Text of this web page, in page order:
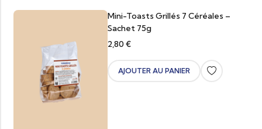
Mini-Toasts Grillés 7 Céréales –
Sachet 75g
2,80 €
AJOUTER AU PANIER